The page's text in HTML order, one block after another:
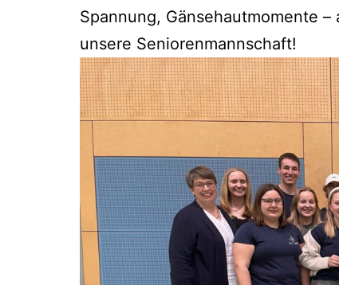
Spannung, Gänsehautmomente
unsere Seniorenmannschaft!